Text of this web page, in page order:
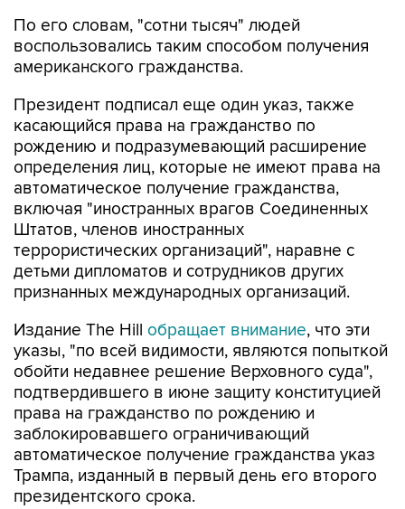
По его словам, "сотни тысяч" людей
воспользовались таким способом получения
американского гражданства.
Президент подписал еще один указ, также
касающийся права на гражданство по
рождению и подразумевающий расширение
определения лиц, которые не имеют права на
автоматическое получение гражданства,
включая "иностранных врагов Соединенных
Штатов, членов иностранных
террористических организаций", наравне с
детьми дипломатов и сотрудников других
признанных международных организаций.
Издание The Hill обращает внимание, что эти
указы, "по всей видимости, являются попыткой
обойти недавнее решение Верховного суда",
подтвердившего в июне защиту конституцией
права на гражданство по рождению и
заблокировавшего ограничивающий
автоматическое получение гражданства указ
Трампа, изданный в первый день его второго
президентского срока.